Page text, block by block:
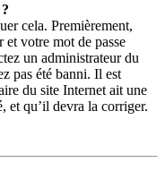
cela. Premièrement,
votre mot de passe
un administrateur du
pas été banni. Il est
du site Internet ait une
et qu’il devra la corriger.